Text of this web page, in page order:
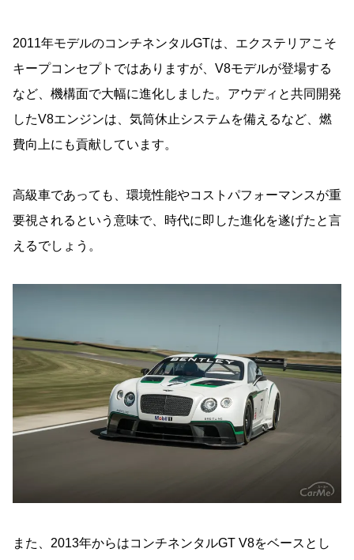
2011年モデルのコンチネンタルGTは、エクステリアこそ
キープコンセプトではありますが、V8モデルが登場する
など、機構面で大幅に進化しました。アウディと共同開発
したV8エンジンは、気筒休止システムを備えるなど、燃
費向上にも貢献しています。
高級車であっても、環境性能やコストパフォーマンスが重
要視されるという意味で、時代に即した進化を遂げたと言
えるでしょう。
また、2013年からはコンチネンタルGT V8をベースとし